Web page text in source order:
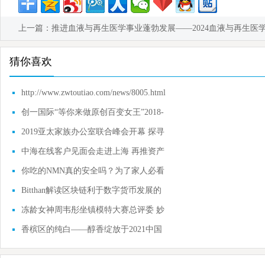
上一篇： 推进血液与再生医学事业蓬勃发展——2024血液与再生医
猜你喜欢
http://www.zwtoutiao.com/news/8005.html
创一国际“等你来做原创百变女王”2018-
2019秋冬
2019亚太家族办公室联合峰会开幕 探寻
家族办公室
中海在线客户见面会走进上海 再推资产
配置理念
你吃的NMN真的安全吗？为了家人必看
Bitthan解读区块链利于数字货币发展的
原因
冻龄女神周韦彤坐镇模特大赛总评委 妙
语连珠成
香槟区的纯白——醇香绽放于2021中国
进口博览会